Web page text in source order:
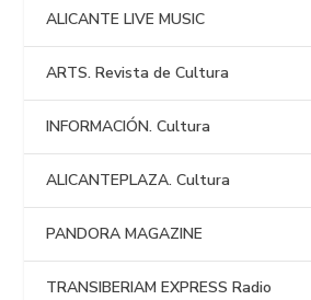
ALICANTE LIVE MUSIC
ARTS. Revista de Cultura
INFORMACIÓN. Cultura
ALICANTEPLAZA. Cultura
PANDORA MAGAZINE
TRANSIBERIAM EXPRESS Radio